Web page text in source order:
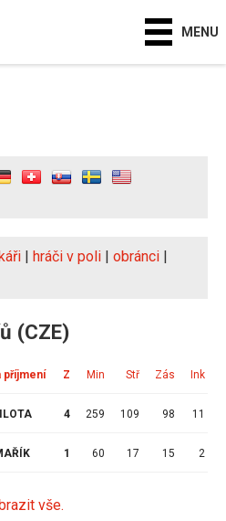
MENU
| hráči v poli | obránci |
(CZE)
příjmení Z Min Stř Zás Ink
4 259 109 98 11
1 60 17 15 2
vše.